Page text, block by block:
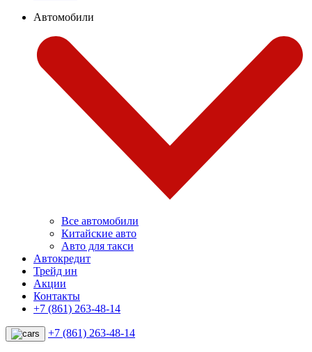
Автомобили
Все автомобили
Китайские авто
Авто для такси
Автокредит
Трейд ин
Акции
Контакты
+7 (861) 263-48-14
+7 (861) 263-48-14